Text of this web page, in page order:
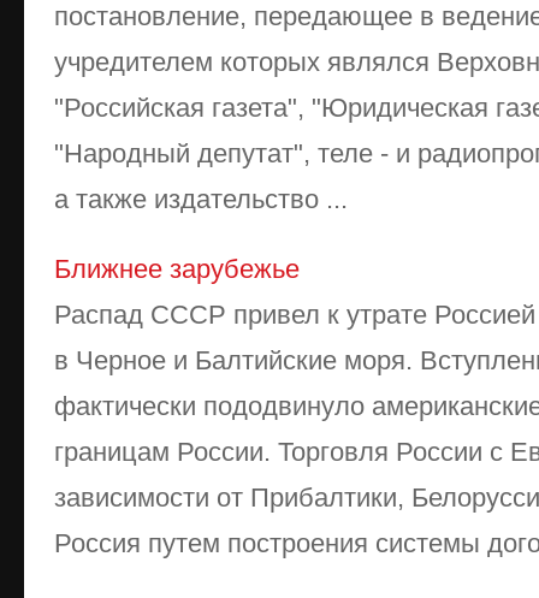
постановление, передающее в
учредителем которых являлся
"Российская газета", "Юридическая
"Народный депутат", теле - и
а также издательство ...
Ближнее зарубежье
Распад СССР привел к утрате
в Черное и Балтийские моря.
фактически пододвинуло
границам России. Торговля России с
зависимости от Прибалтики,
Россия путем построения системы